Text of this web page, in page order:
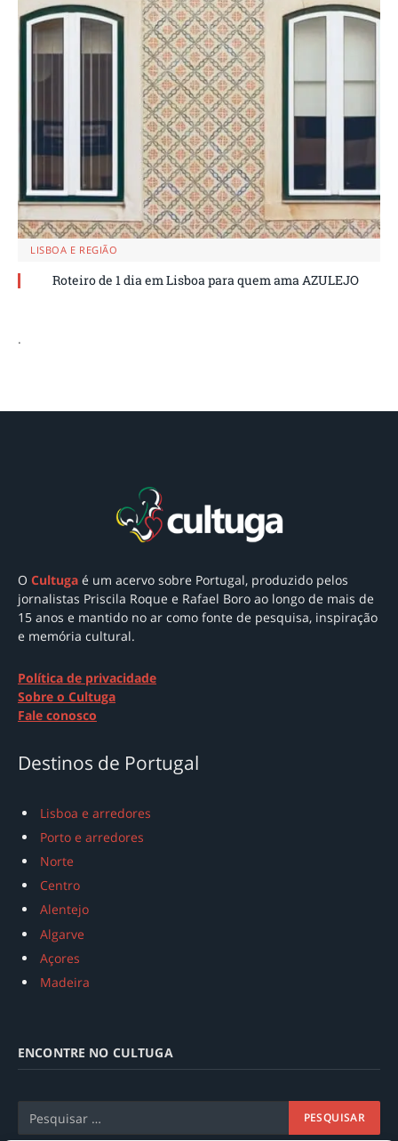
LISBOA E REGIÃO
Roteiro de 1 dia em Lisboa para quem ama AZULEJO
.
O Cultuga é um acervo sobre Portugal, produzido pelos
jornalistas Priscila Roque e Rafael Boro ao longo de mais de
15 anos e mantido no ar como fonte de pesquisa, inspiração
e memória cultural.
Política de privacidade
Sobre o Cultuga
Fale conosco
Destinos de Portugal
Lisboa e arredores
Porto e arredores
Norte
Centro
Alentejo
Algarve
Açores
Madeira
ENCONTRE NO CULTUGA